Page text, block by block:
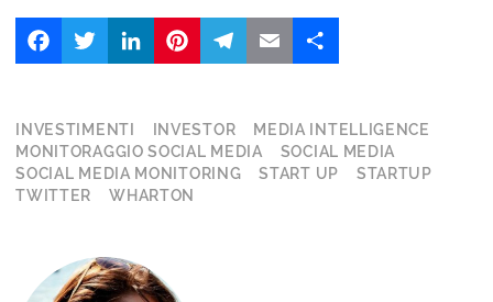
LinkedIn
INVESTIMENTI INVESTOR
MEDIA INTELLIGENCE
MONITORAGGIO SOCIAL MEDIA
SOCIAL MEDIA
SOCIAL MEDIA MONITORING
START UP
STARTUP
TWITTER
WHARTON